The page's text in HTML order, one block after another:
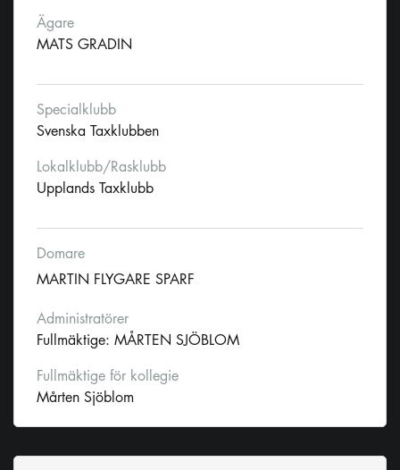
Ägare
MATS GRADIN
Specialklubb
Svenska Taxklubben
Lokalklubb/Rasklubb
Upplands Taxklubb
Domare
MARTIN FLYGARE SPARF
Administratörer
Fullmäktige: MÅRTEN SJÖBLOM
Fullmäktige för kollegie
Mårten Sjöblom